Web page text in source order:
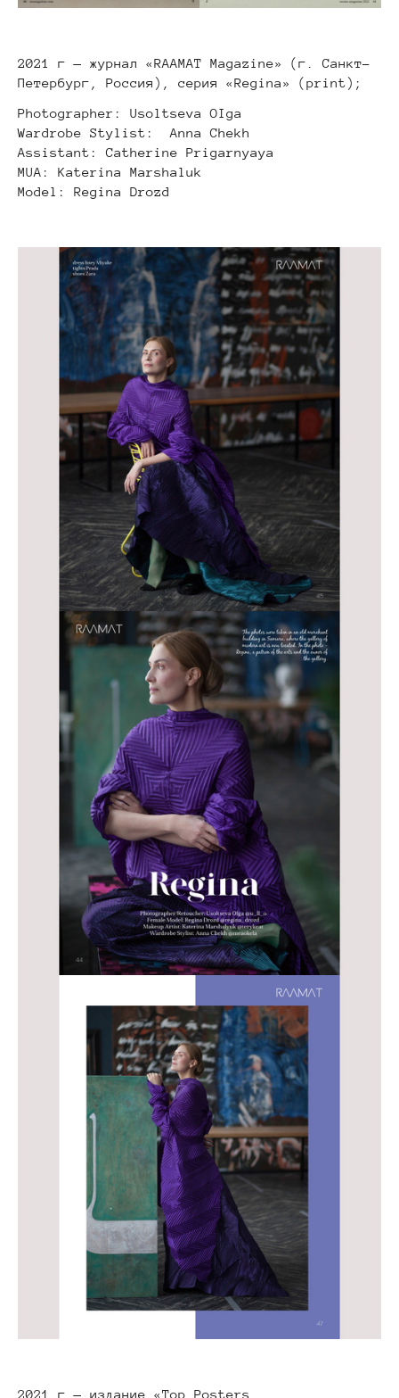
2021 г — журнал «RAAMAT Magazine» (г. Санкт-
Петербург, Россия), серия «Regina» (print);
Photographer: Usoltseva OIga
Wardrobe Stylist: Anna Chekh
Assistant: Catherine Prigarnyaya
MUA: Katerina Marshaluk
Model: Regina Drozd
2021 г — издание «Top Posters